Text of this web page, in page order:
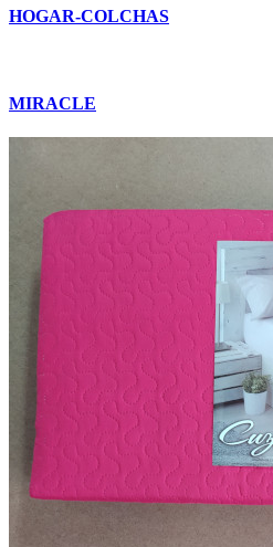
HOGAR-COLCHAS
MIRACLE